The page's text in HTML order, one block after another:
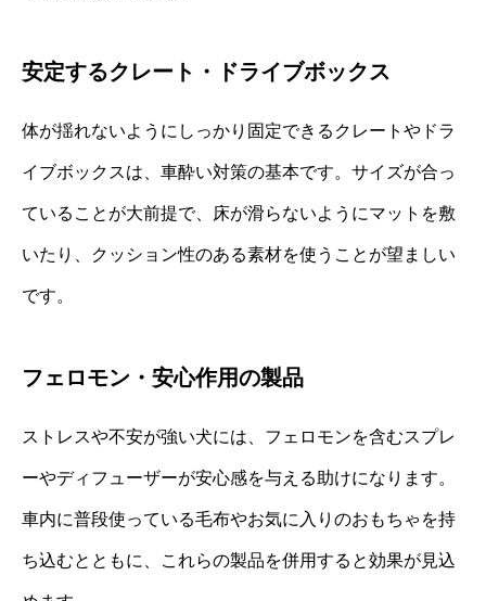
安定するクレート・ドライブボックス
体が揺れないようにしっかり固定できるクレートやドラ
イブボックスは、車酔い対策の基本です。サイズが合っ
ていることが大前提で、床が滑らないようにマットを敷
いたり、クッション性のある素材を使うことが望ましい
です。
フェロモン・安心作用の製品
ストレスや不安が強い犬には、フェロモンを含むスプレ
ーやディフューザーが安心感を与える助けになります。
車内に普段使っている毛布やお気に入りのおもちゃを持
ち込むとともに、これらの製品を併用すると効果が見込